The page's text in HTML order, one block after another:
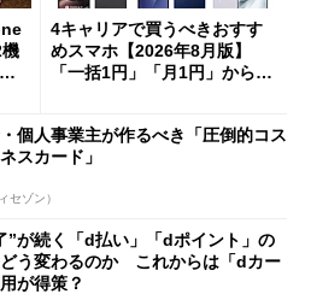
4キャリアで買うべきおすす
めスマホ【2026年8月版】
「一括1円」「月1円」からお
個人事業主が作るべき「圧倒的コス
スカード」
セゾン）
”が続く「d払い」「dポイント」の
う変わるのか これからは「dカー
が得策？